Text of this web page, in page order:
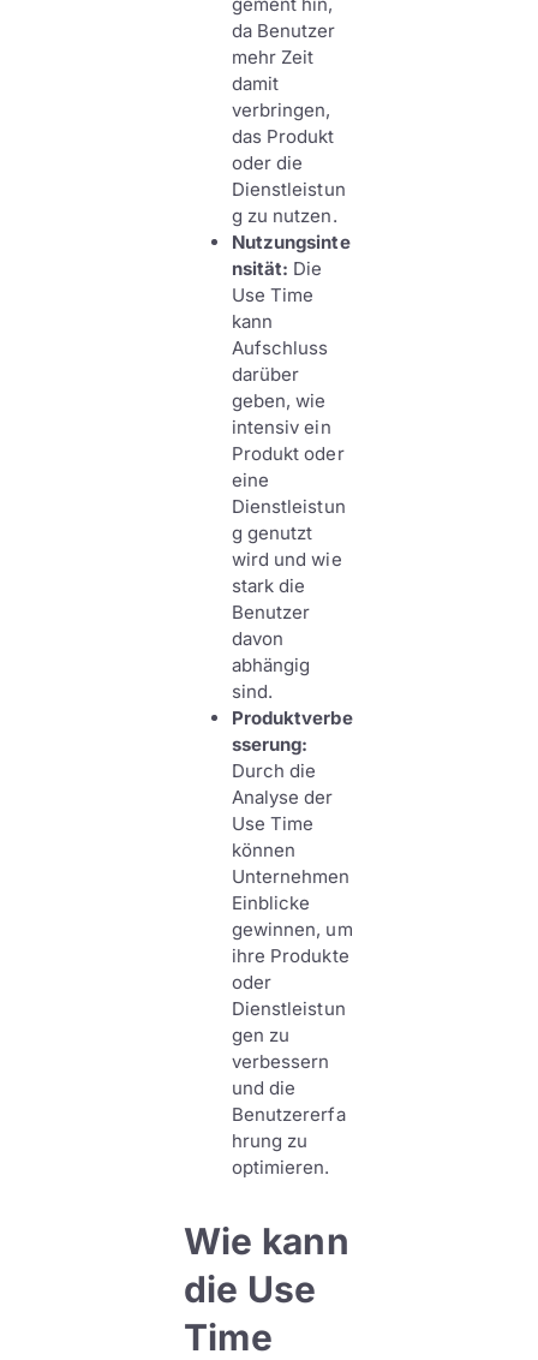
da Benutzer
mehr Zeit
damit
verbringen,
das Produkt
oder die
Dienstleistun
g zu nutzen.
Nutzungsinte
nsität: Die
Use Time
kann
Aufschluss
darüber
geben, wie
intensiv ein
Produkt oder
eine
Dienstleistun
g genutzt
wird und wie
stark die
Benutzer
davon
abhängig
sind.
Produktverbe
sserung:
Durch die
Analyse der
Use Time
können
Unternehmen
Einblicke
gewinnen, um
ihre Produkte
oder
Dienstleistun
gen zu
verbessern
und die
Benutzererfa
hrung zu
optimieren.
Wie kann
die Use
Time